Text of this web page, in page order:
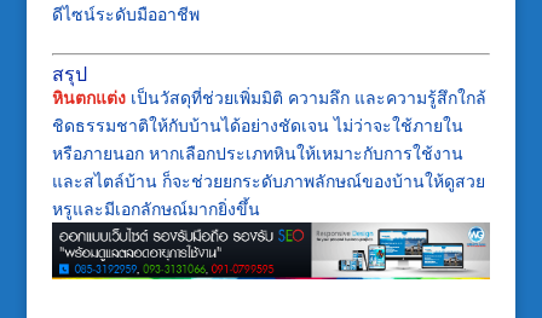
ดีไซน์ระดับมืออาชีพ
สรุป
หินตกแต่งเป็นวัสดุที่ช่วยเพิ่มมิติ ความลึก และความรู้สึกใกล้
ชิดธรรมชาติให้กับบ้านได้อย่างชัดเจน ไม่ว่าจะใช้ภายใน
หรือภายนอก หากเลือกประเภทหินให้เหมาะกับการใช้งาน
และสไตล์บ้าน ก็จะช่วยยกระดับภาพลักษณ์ของบ้านให้ดูสวย
หรูและมีเอกลักษณ์มากยิ่งขึ้น